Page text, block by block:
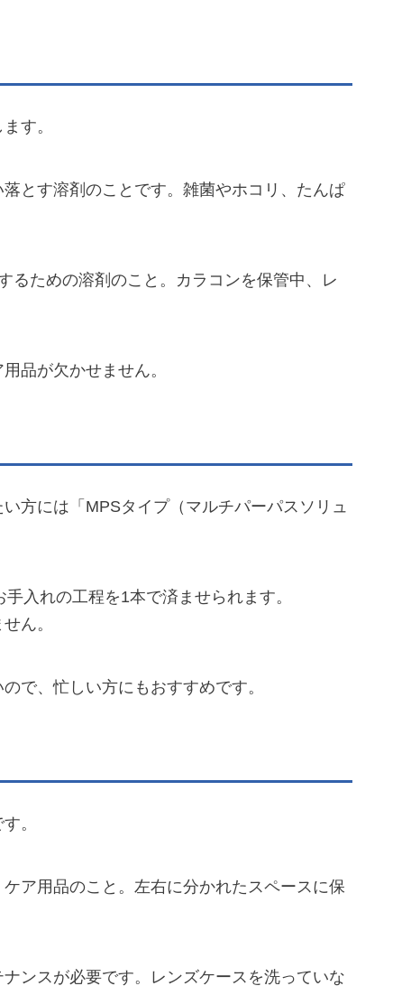
す。
とす溶剤のことです。雑菌やホコリ、たんぱ
るための溶剤のこと。カラコンを保管中、レ
品が欠かせません。
方には「MPSタイプ（マルチパーパスソリュ
入れの工程を1本で済ませられます。
ん。
で、忙しい方にもおすすめです。
。
ア用品のこと。左右に分かれたスペースに保
ンスが必要です。レンズケースを洗っていな